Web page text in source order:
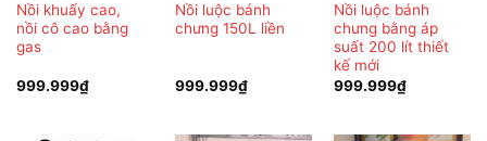
Nồi khuấy cao,
nồi cô cao bằng
gas
999.999₫
Nồi luộc bánh
chưng 150L liền
999.999₫
Nồi luộc bánh
chưng bằng áp
suất 200 lít thiết
kế mới
999.999₫